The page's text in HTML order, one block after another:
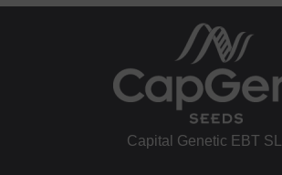
Capital Genetic EBT SL